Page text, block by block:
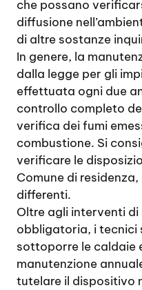
che possano
diffusione
di altre sostanze
In genere, la
dalla legge per gli
effettuata ogni due
controllo completo
verifica dei fumi
combustione. Si
verificare le
Comune di
differenti.
Oltre agli interventi
obbligatoria, i tecnici
sottoporre le caldaie
manutenzione
tutelare il dispositivo